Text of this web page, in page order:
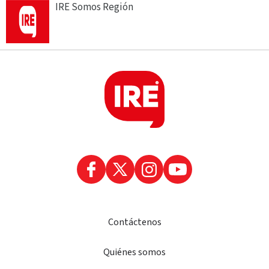
IRE Somos Región
Contáctenos
Quiénes somos